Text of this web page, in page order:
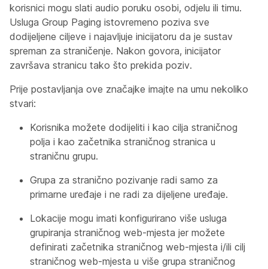
korisnici mogu slati audio poruku osobi, odjelu ili timu.
Usluga Group Paging istovremeno poziva sve
dodijeljene ciljeve i najavljuje inicijatoru da je sustav
spreman za straničenje. Nakon govora, inicijator
završava stranicu tako što prekida poziv.
Prije postavljanja ove značajke imajte na umu nekoliko
stvari:
Korisnika možete dodijeliti i kao cilja straničnog
polja i kao začetnika straničnog stranica u
straničnu grupu.
Grupa za stranično pozivanje radi samo za
primarne uređaje i ne radi za dijeljene uređaje.
Lokacije mogu imati konfigurirano više usluga
grupiranja straničnog web-mjesta jer možete
definirati začetnika straničnog web-mjesta i/ili cilj
straničnog web-mjesta u više grupa straničnog